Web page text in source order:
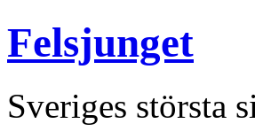
Felsjunget
Sveriges största